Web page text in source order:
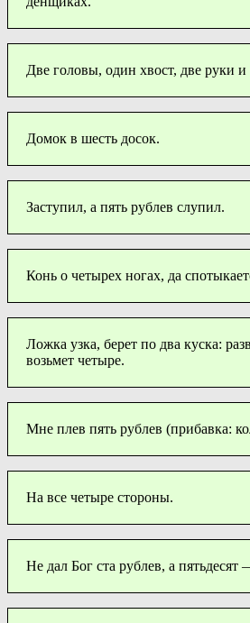
Две головы, один хвост, две руки
Домок в шесть досок.
Заступил, а пять рублев слупил.
Конь о четырех ногах, да
Ложка узка, берет по два куска:
возьмет четыре.
Мне плев пять рублев (прибавка:
На все четыре стороны.
Не дал Бог ста рублев, а пятьдесят